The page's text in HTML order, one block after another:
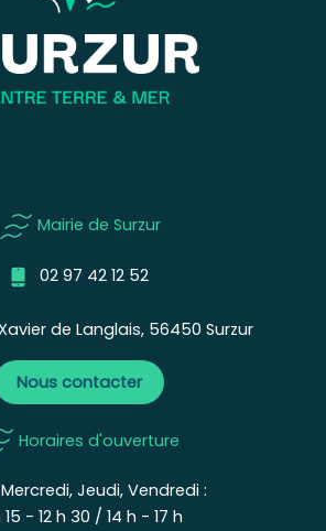
Mairie de Surzur
02 97 42 12 52
de Langlais, 56450 Surzur
Nous contacter
Horaires d'ouverture
Jeudi, Vendredi :
- 12 h 30 / 14 h - 17 h